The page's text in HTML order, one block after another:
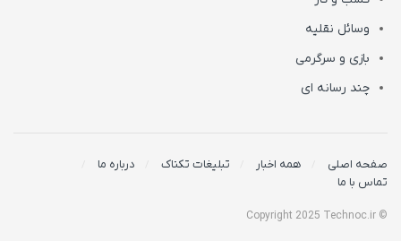
وسائل نقلیه
بازی و سرگرمی
چند رسانه ای
صفحه اصلی همه اخبار تبلیغات تکناک
درباره ما
تماس با ما
© Copyright 2025 Technoc.ir